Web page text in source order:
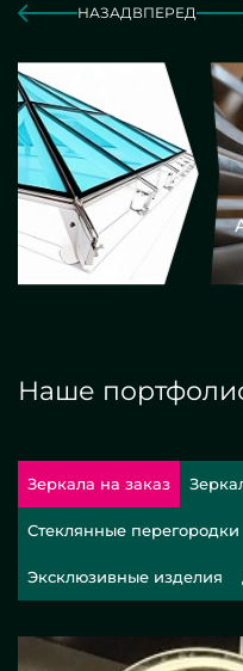
НАЗАДВПЕРЕД
Алмазная
Наше
Зеркала на заказ
Стеклянные перегородки
Эксклюзивные изделия